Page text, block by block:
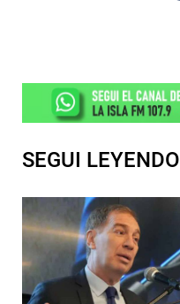
SEGUI LEYENDO